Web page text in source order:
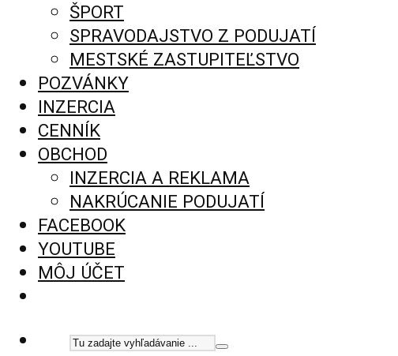
ŠPORT
SPRAVODAJSTVO Z PODUJATÍ
MESTSKÉ ZASTUPITEĽSTVO
POZVÁNKY
INZERCIA
CENNÍK
OBCHOD
INZERCIA A REKLAMA
NAKRÚCANIE PODUJATÍ
FACEBOOK
YOUTUBE
MÔJ ÚČET